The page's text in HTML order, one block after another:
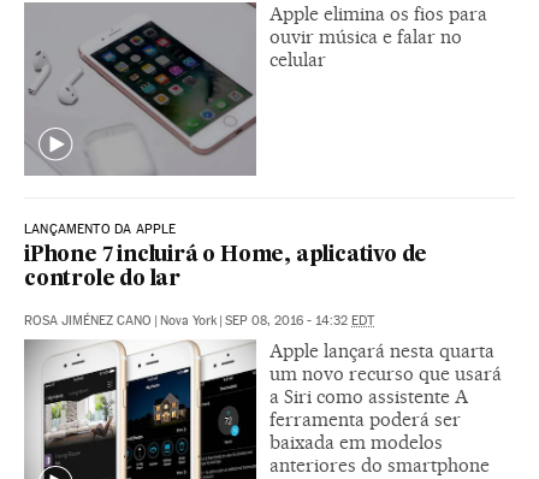
Apple elimina os fios para
ouvir música e falar no
celular
LANÇAMENTO DA APPLE
iPhone 7 incluirá o Home, aplicativo de
controle do lar
ROSA JIMÉNEZ CANO Nova York SEP 08, 2016 - 14:32 EDT
Apple lançará nesta quarta
um novo recurso que usará
a Siri como assistente A
ferramenta poderá ser
baixada em modelos
anteriores do smartphone